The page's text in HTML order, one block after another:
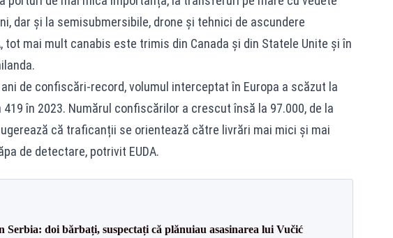
dar și la semisubmersibile, drone și tehnici de ascundere
tot mai mult canabis este trimis din Canada și din Statele Unite și în
de confiscări-record, volumul interceptat în Europa a scăzut la
419 în 2023. Numărul confiscărilor a crescut însă la 97.000, de la
că traficanții se orientează către livrări mai mici și mai
de detectare, potrivit EUDA.
Serbia: doi bărbați, suspectați că plănuiau asasinarea lui Vučić